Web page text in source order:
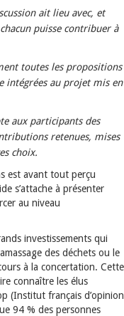
ait lieu avec, et
puisse contribuer à
toutes les propositions
intégrées au projet mis en
aux participants des
retenues, mises
choix.
est avant tout perçu
s’attache à présenter
au niveau
investissements qui
des déchets ou le
à la concertation. Cette
connaître les élus
(Institut français d’opinion
94 % des personnes